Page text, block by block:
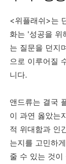
<위플래쉬>는
화는 '성공을 위
는 질문을 던지
으로 이루어질
니다.
앤드류는 결국
이 과연 옳았는
적 위대함과 인
는지를 고민하
줄 수 있는 것이